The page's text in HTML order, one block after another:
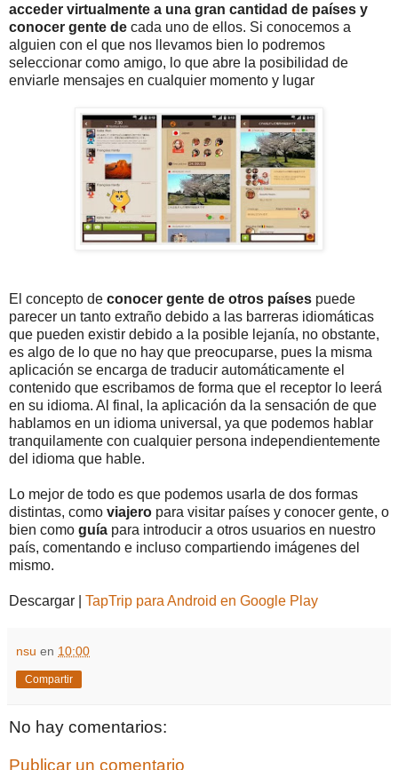
acceder virtualmente a una gran cantidad de países y
conocer gente de cada uno de ellos. Si conocemos a
alguien con el que nos llevamos bien lo podremos
seleccionar como amigo, lo que abre la posibilidad de
enviarle mensajes en cualquier momento y lugar
El concepto de conocer gente de otros países puede
parecer un tanto extraño debido a las barreras idiomáticas
que pueden existir debido a la posible lejanía, no obstante,
es algo de lo que no hay que preocuparse, pues la misma
aplicación se encarga de traducir automáticamente el
contenido que escribamos de forma que el receptor lo leerá
en su idioma. Al final, la aplicación da la sensación de que
hablamos en un idioma universal, ya que podemos hablar
tranquilamente con cualquier persona independientemente
del idioma que hable.
Lo mejor de todo es que podemos usarla de dos formas
distintas, como viajero para visitar países y conocer gente, o
bien como guía para introducir a otros usuarios en nuestro
país, comentando e incluso compartiendo imágenes del
mismo.
Descargar | TapTrip para Android en Google Play
nsu en 10:00
Compartir
No hay comentarios:
Publicar un comentario